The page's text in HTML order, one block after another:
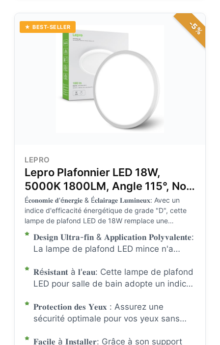
-5%
★ BEST-SELLER
LEPRO
Lepro Plafonnier LED 18W,
5000K 1800LM, Angle 115°, Non
Dimmable, IP44
É𝐜𝐨𝐧𝐨𝐦𝐢𝐞 𝐝'é𝐧𝐞𝐫𝐠𝐢𝐞 & É𝐜𝐥𝐚𝐢𝐫𝐚𝐠𝐞 𝐋𝐮𝐦𝐢𝐧𝐞𝐮𝐱: Avec un
indice d'efficacité énergétique de grade "D", cette
lampe de plafond LED de 18W remplace une
ampoule à incandescence de 100W, permettant ainsi
une économie d'énergie efficace et une réduction de
la facture d'électricité. Sa luminosité de 1800lm peut
pieds carrés, idéale pour votre salle de bain,
chambre, buanderie, etc.
𝐃𝐞𝐬𝐢𝐠𝐧 𝐔𝐥𝐭𝐫𝐚-𝐟𝐢𝐧 & 𝐀𝐩𝐩𝐥𝐢𝐜𝐚𝐭𝐢𝐨𝐧 𝐏𝐨𝐥𝐲𝐯𝐚𝐥𝐞𝐧𝐭𝐞:
La lampe de plafond LED mince n'a
design moderne et discret la rend idéale
pour les cuisines, chambres, buanderies,
salles de bain, halls, salles de stockage,
porches, salons, salons, garages, et bien
𝐑é𝐬𝐢𝐬𝐭𝐚𝐧𝐭 à 𝐥'𝐞𝐚𝐮: Cette lampe de plafond
LED pour salle de bain adopte un indice
étanchéifiée, ce qui permet non
seulement de prévenir les éclaboussures
salles de bain et porches extérieurs,
𝐏𝐫𝐨𝐭𝐞𝐜𝐭𝐢𝐨𝐧 𝐝𝐞𝐬 𝐘𝐞𝐮𝐱 : Assurez une
sécurité optimale pour vos yeux sans
agressive, et sans radiation nuisible. La
𝐅𝐚𝐜𝐢𝐥𝐞 à 𝐈𝐧𝐬𝐭𝐚𝐥𝐥𝐞𝐫: Grâce à son support